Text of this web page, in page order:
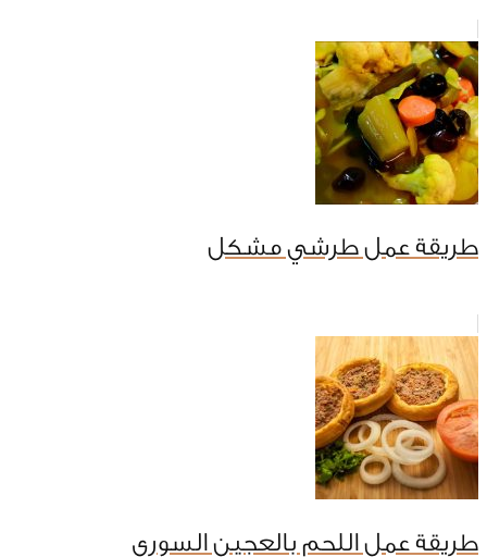
طريقة عمل طرشي مشكل
طريقة عمل اللحم بالعجين السوري